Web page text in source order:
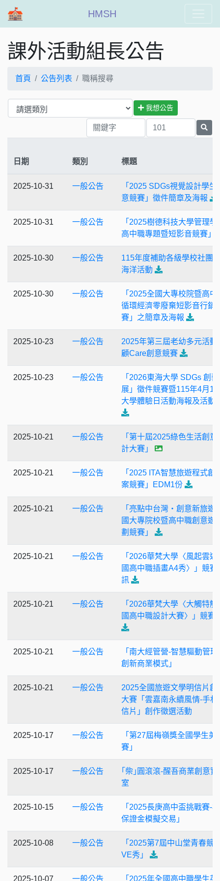
HMSH
課外活動組長公告
首頁 公告列表 職稱搜尋
我想公告
日期 類別 標題
2025-10-31 一般公告
「2025 SDGs視覺設計學生
意競賽」徵件簡章及海報
2025-10-31 一般公告
「2025樹德科技大學管理學
高中職專題暨短影音競賽」
2025-10-30 一般公告
115年度補助各級學校社團
海洋活動
2025-10-30 一般公告
「2025全國大專校院暨高中
循環經濟零廢棄短影音行銷
賽」之簡章及海報
2025-10-23 一般公告
2025年第三屆老幼多元活動
顧Care創意競賽
2025-10-23 一般公告
「2026東海大學 SDGs 創藝
展」徵件競賽暨115年4月18
大學體驗日活動海報及活動
2025-10-21 一般公告
「第十屆2025綠色生活創意
計大賽」
2025-10-21 一般公告
「2025 ITA智慧旅遊程式創
案競賽」EDM1份
2025-10-21 一般公告
「亮點中台灣‧創意新旅遊
國大專院校暨高中職創意遊
劃競賽」
2025-10-21 一般公告
「2026華梵大學〈風起雲遊
國高中職插畫A4秀〉」競賽
訊
2025-10-21 一般公告
「2026華梵大學〈大觸特觸
國高中職設計大賽〉」競賽
2025-10-21 一般公告
「南大經管營-智慧驅動管理
創新商業模式」
2025-10-21 一般公告
2025全國旅遊文學明信片創
大賽「雲嘉南永續風情-手札
信片」創作徵選活動
2025-10-17 一般公告
「第27屆梅嶺獎全國學生美
賽」
2025-10-17 一般公告
｢柴｣圓滾滾-醒吾商業創意實
室
2025-10-15 一般公告
「2025長庚高中盃挑戰賽-
保證金模擬交易」
2025-10-08 一般公告
「2025第7屆中山堂青春競
VE秀」
2025-10-07 一般公告 「2025年全國高中職學生英